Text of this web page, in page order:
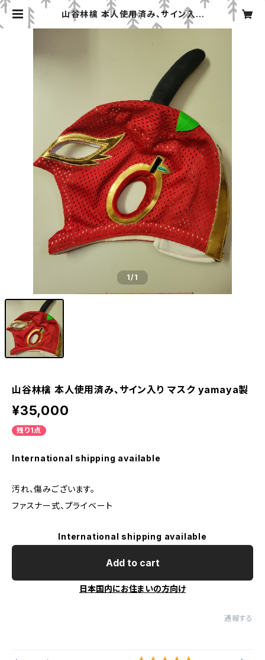
山谷林檎 本人使用済み、サイン入り
マスク yamaya製 | みちのくプロレ
1/1
山谷林檎 本人使用済み、サイン入り マスク yamaya製
¥35,000
残り1点
International shipping available
汚れ、傷みございます。
ファスナー式、プライベート
International shipping available
Add to cart
日本国内にお住まいの方向け
通報する